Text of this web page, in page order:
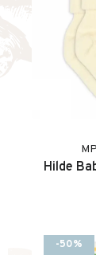
Hilde
-50%